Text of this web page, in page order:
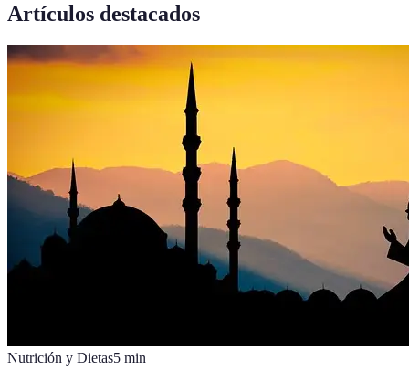
Artículos destacados
Nutrición y Dietas5 min